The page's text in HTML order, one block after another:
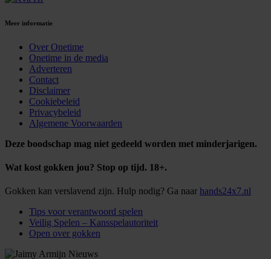
Meer informatie
Over Onetime
Onetime in de media
Adverteren
Contact
Disclaimer
Cookiebeleid
Privacybeleid
Algemene Voorwaarden
Deze boodschap mag niet gedeeld worden met minderjarigen.
Wat kost gokken jou? Stop op tijd. 18+.
Gokken kan verslavend zijn. Hulp nodig? Ga naar hands24x7.nl
Tips voor verantwoord spelen
Veilig Spelen – Kansspelautoriteit
Open over gokken